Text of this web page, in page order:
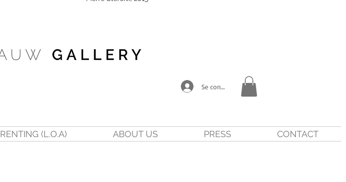
Se connecter
RENTING (L.O.A) ABOUT US PRESS CONTACT